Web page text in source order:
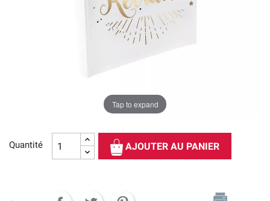
Tap to expand
Quantité AJOUTER AU PANIER